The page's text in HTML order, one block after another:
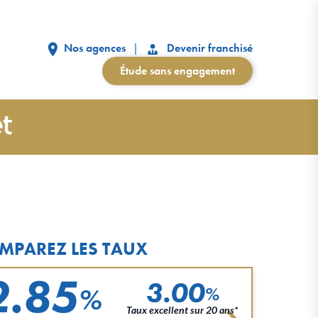
Nos agences
Devenir franchisé
Étude sans engagement
LES TAUX
% 3.00%
Taux excellent sur 20 ans*